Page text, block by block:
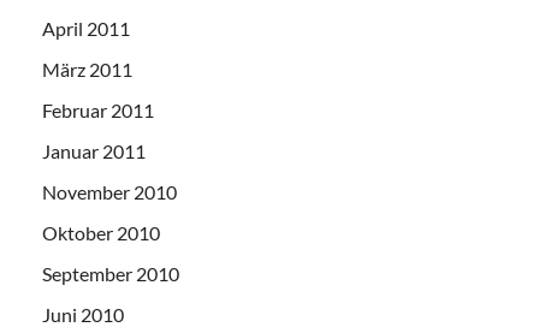
April 2011
März 2011
Februar 2011
Januar 2011
November 2010
Oktober 2010
September 2010
Juni 2010